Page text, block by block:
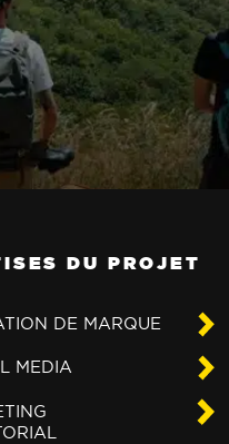
DU PROJET
DE MARQUE
MEDIA